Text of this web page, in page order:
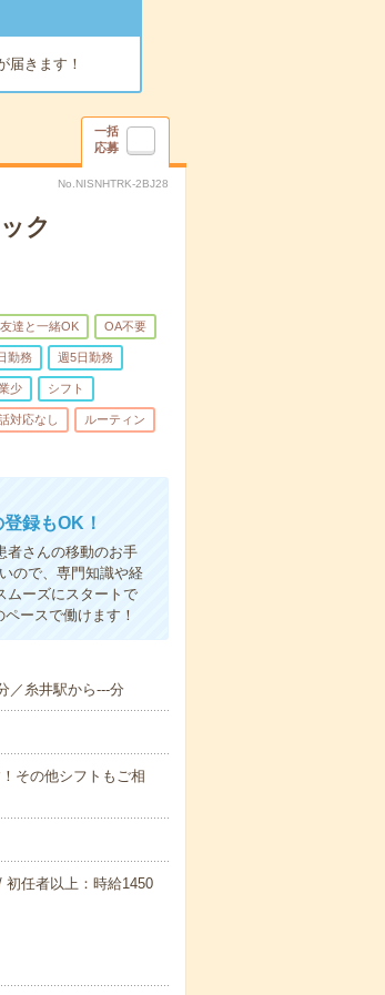
届きます！
一括
応募
No.NISNHTRK-2BJ28
ク
友達と一緒OK OA不要
勤務 週5日勤務
少 シフト
対応なし ルーティン
録もOK！
者さんの移動のお手
ので、専門知識や経
ムーズにスタートで
ースで働けます！
／糸井駅から---分
その他シフトもご相
任者以上：時給1450